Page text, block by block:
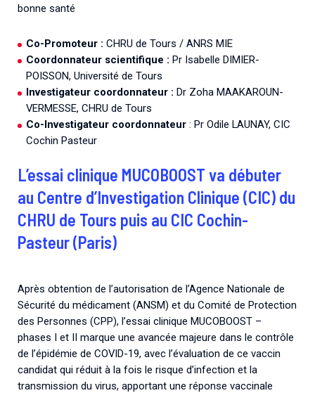
bonne santé
Co-Promoteur : CHRU de Tours / ANRS MIE
Coordonnateur scientifique : Pr Isabelle DIMIER-
POISSON, Université de Tours
Investigateur coordonnateur : Dr Zoha MAAKAROUN-
VERMESSE, CHRU de Tours
Co-Investigateur coordonnateur: Pr Odile LAUNAY, CIC
Cochin Pasteur
L’essai clinique MUCOBOOST va débuter
au Centre d’Investigation Clinique (CIC) du
CHRU de Tours puis au CIC Cochin-
Pasteur (Paris)
Après obtention de l’autorisation de l’Agence Nationale de
Sécurité du médicament (ANSM) et du Comité de Protection
des Personnes (CPP), l’essai clinique MUCOBOOST –
phases I et II marque une avancée majeure dans le contrôle
de l’épidémie de COVID-19, avec l’évaluation de ce vaccin
candidat qui réduit à la fois le risque d’infection et la
transmission du virus, apportant une réponse vaccinale